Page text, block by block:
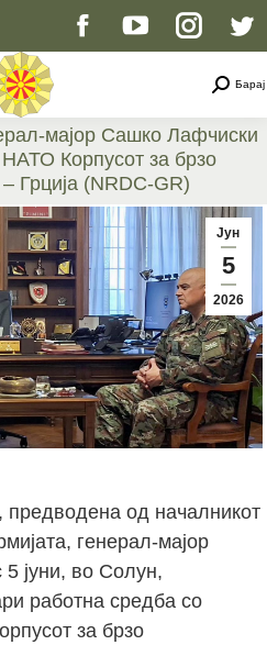
Facebook
opens
in
new
window
YouTube
opens
in
new
window
page
opens
new
window
Барај
мајор Сашко Лафчиски
Корпусот за брзо
Грција (NRDC-GR)
You are here:
Јун
5
2026
предводена од началникот
генерал-мајор
јуни, во Солун,
работна средба со
за брзо